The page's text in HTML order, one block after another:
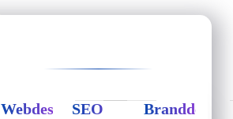
WebdesignSEO Branddesign